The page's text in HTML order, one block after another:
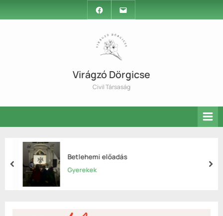
to
Facebook
Email
Virágzó Dörgicse
Civil Társaság
Betlehemi előadás
Gyerekek
prev